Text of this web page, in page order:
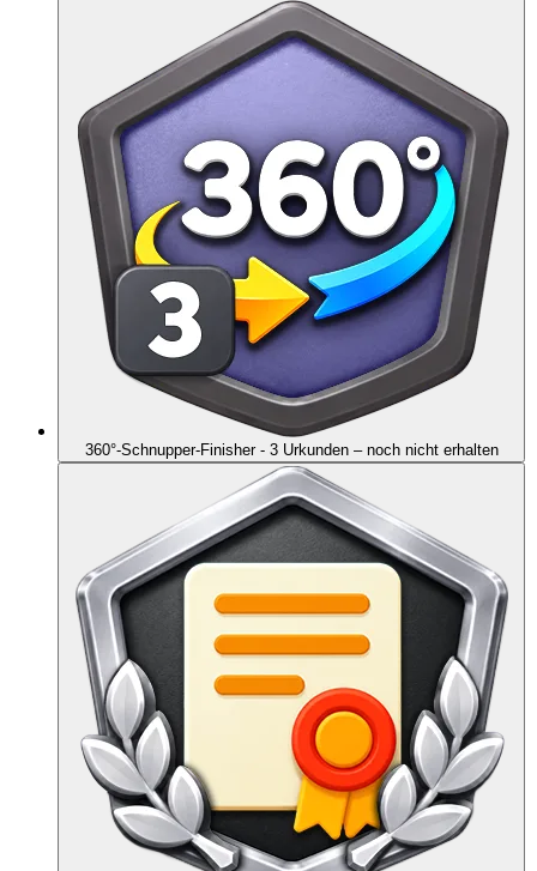
360°-Schnupper-Finisher - 3 Urkunden – noch nicht erhalten